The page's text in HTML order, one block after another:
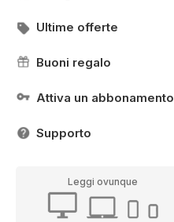
Ultime offerte
Buoni regalo
Attiva un abbonamento
Supporto
Leggi ovunque